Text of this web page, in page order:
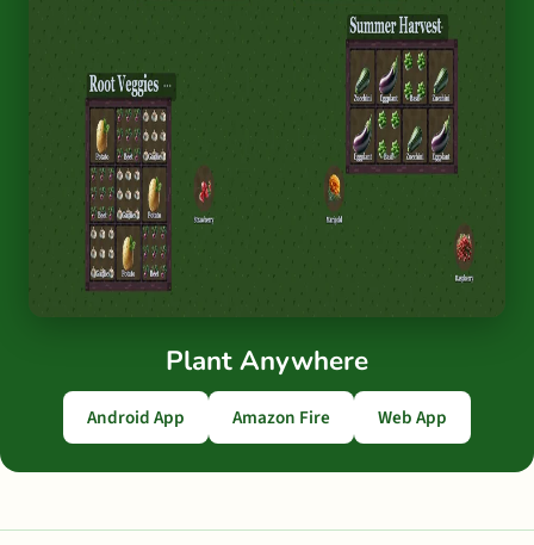
Plant Anywhere
Android App Amazon Fire Web App